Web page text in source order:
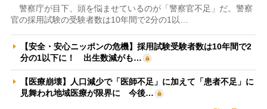
警察庁が目下、頭を悩ませているのが「警察官不足」だ。警察
官の採用試験の受験者数は10年間で2分の1以…
【安全・安心ニッポンの危機】採用試験受験者数は10年間で2
分の1以下に！ 出生数減がも…
【医療崩壊】人口減少で「医師不足」に加えて「患者不足」に
見舞われ地域医療が限界に 今後…